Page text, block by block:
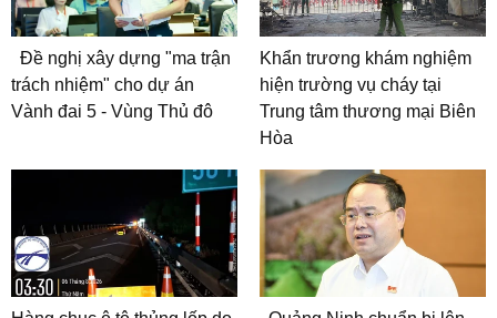
Đề nghị xây dựng "ma trận
trách nhiệm" cho dự án
Vành đai 5 - Vùng Thủ đô
Khẩn trương khám nghiệm
hiện trường vụ cháy tại
Trung tâm thương mại Biên
Hòa